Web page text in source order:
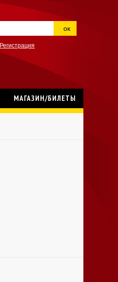
ок
Регистрация
МАГАЗИН/БИЛЕТЫ